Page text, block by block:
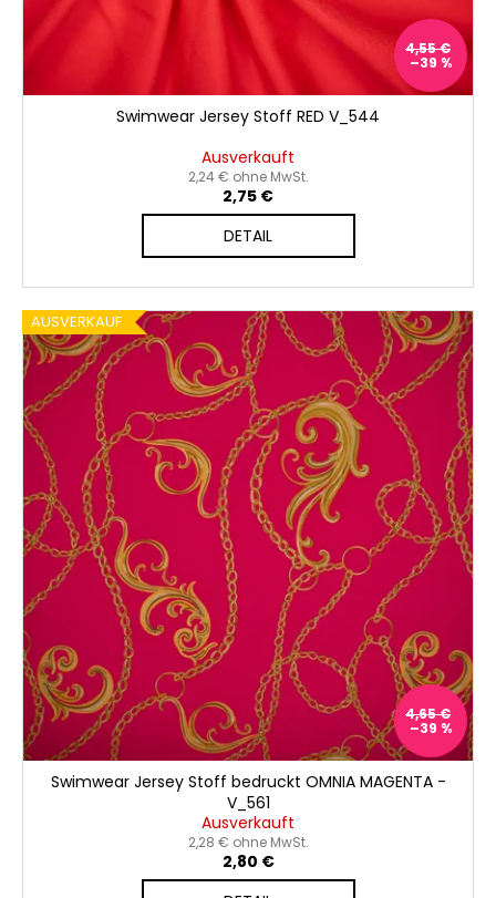
k
t
e
4,55 €
–39 %
Swimwear Jersey Stoff RED V_544
Ausverkauft
2,24 € ohne MwSt.
2,75 €
DETAIL
AUSVERKAUF
4,65 €
–39 %
Swimwear Jersey Stoff bedruckt OMNIA MAGENTA -
V_561
Ausverkauft
2,28 € ohne MwSt.
2,80 €